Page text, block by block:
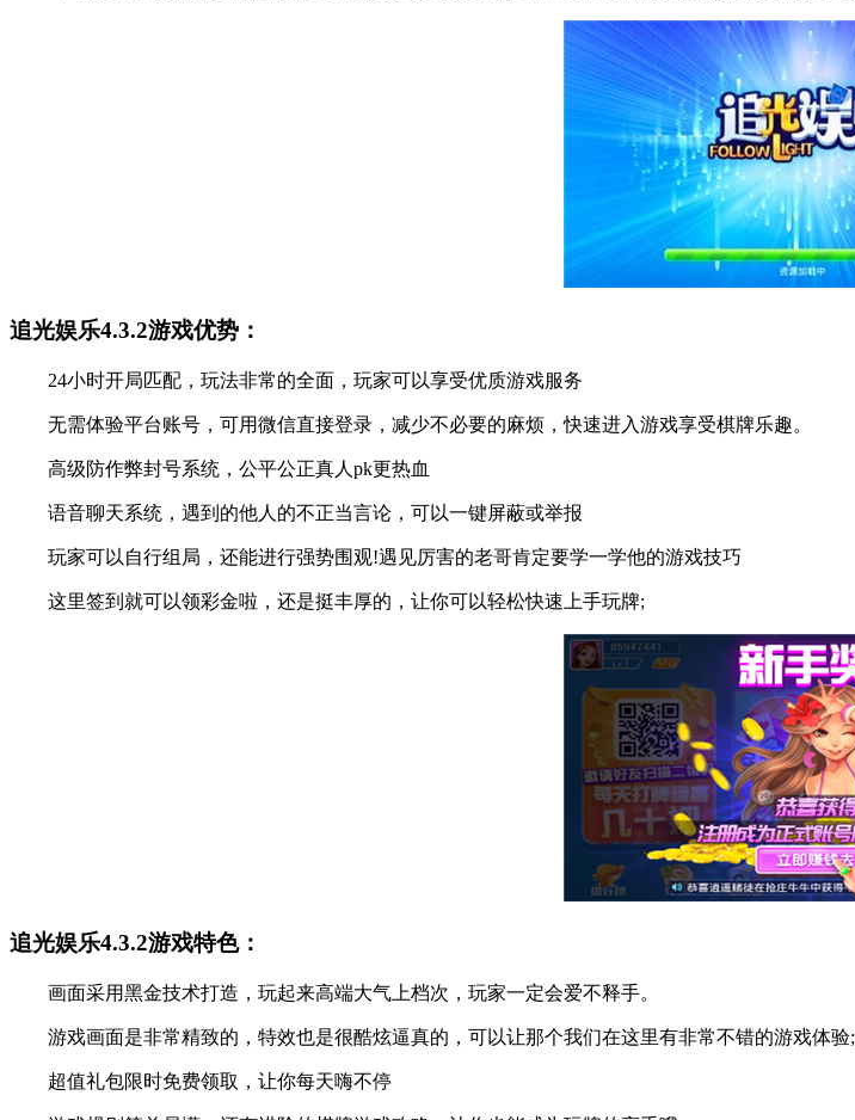
追光娱乐4.3.2游戏优势：
24小时开局匹配，玩法非常的全面，玩家可以享受优质游戏服务
无需体验平台账号，可用微信直接登录，减少不必要的麻烦，快速进入游戏享受棋牌乐趣。
高级防作弊封号系统，公平公正真人pk更热血
语音聊天系统，遇到的他人的不正当言论，可以一键屏蔽或举报
玩家可以自行组局，还能进行强势围观!遇见厉害的老哥肯定要学一学他的游戏技巧
这里签到就可以领彩金啦，还是挺丰厚的，让你可以轻松快速上手玩牌;
追光娱乐4.3.2游戏特色：
画面采用黑金技术打造，玩起来高端大气上档次，玩家一定会爱不释手。
游戏画面是非常精致的，特效也是很酷炫逼真的，可以让那个我们在这里有非常不错的游戏体验;
超值礼包限时免费领取，让你每天嗨不停